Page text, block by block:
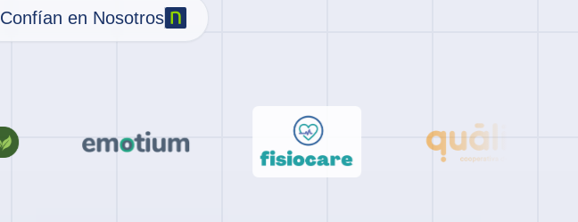
Confían en Nosotros